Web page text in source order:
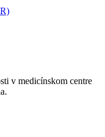
v medicínskom centre